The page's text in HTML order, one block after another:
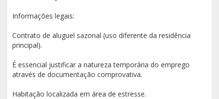
Informações legais:
Contrato de aluguel sazonal (uso diferente da residência
principal).
É essencial justificar a natureza temporária do emprego
através de documentação comprovativa.
Habitação localizada em área de estresse.